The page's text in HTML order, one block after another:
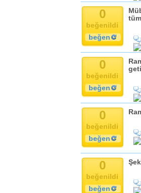
0
beğenildi
beğen
0
beğenildi
beğen
0
beğenildi
beğen
0
beğenildi
beğen